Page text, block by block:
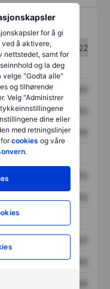
for å gi
å aktivere,
nettstedet, samt for
og la deg
velge "Godta alle"
og tilhørende
Velg "Administrer
dine eller
med retningslinjer
cookies og våre
.
Q1
Q2
XXXXXXX
XXXXXXX
XXXXXXX
XXXXXXX
XXXXXXX